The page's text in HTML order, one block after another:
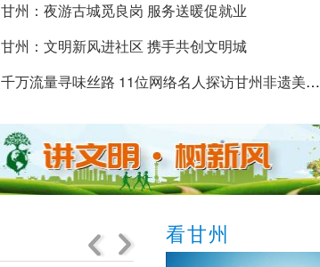
甘州：夜游古城觅良岗 服务送暖促就业
甘州：文明新风进社区 携手共创文明城
千万流量寻味丝路 11位网络名人探访甘州非遗美食
看甘州